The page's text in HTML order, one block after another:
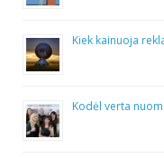
Kiek kainuoja
Kodėl verta